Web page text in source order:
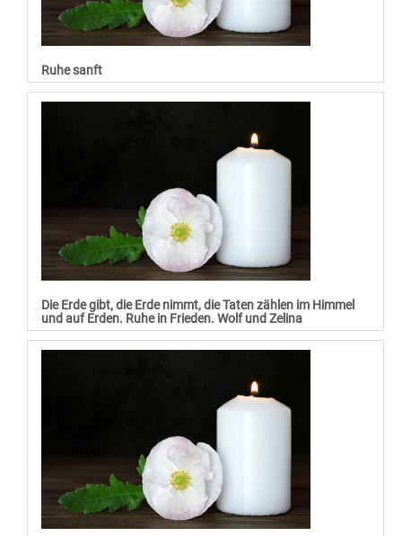
Ruhe sanft
Die Erde gibt, die Erde nimmt, die Taten zählen im Himmel
und auf Erden. Ruhe in Frieden. Wolf und Zelina